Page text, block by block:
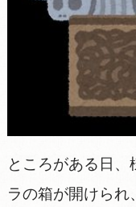
ところがある日
ラの箱が開けられ